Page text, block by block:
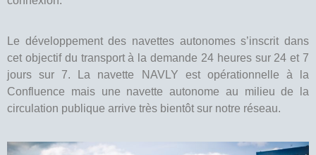
Le développement des navettes autonomes s’inscrit dans
cet objectif du transport à la demande 24 heures sur 24 et 7
jours sur 7. La navette NAVLY est opérationnelle à la
Confluence mais une navette autonome au milieu de la
circulation publique arrive très bientôt sur notre réseau.